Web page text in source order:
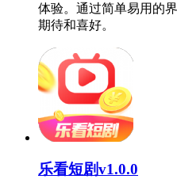
体验。通过简单易用的
期待和喜好。
乐看短剧v1.0.0